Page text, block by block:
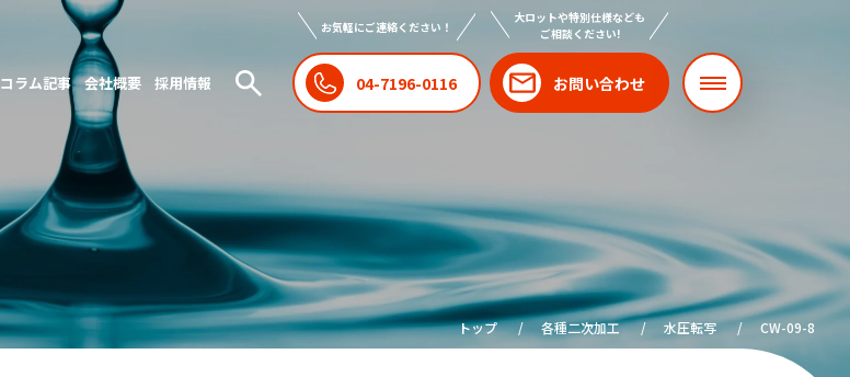
コラム記事 会社概要 採用情報
お気軽にご連絡ください！
04-7196-0116
大ロットや特別仕様なども
ご相談ください!
お問い合わせ
トップ 各種二次加工 水圧転写 CW-09-8